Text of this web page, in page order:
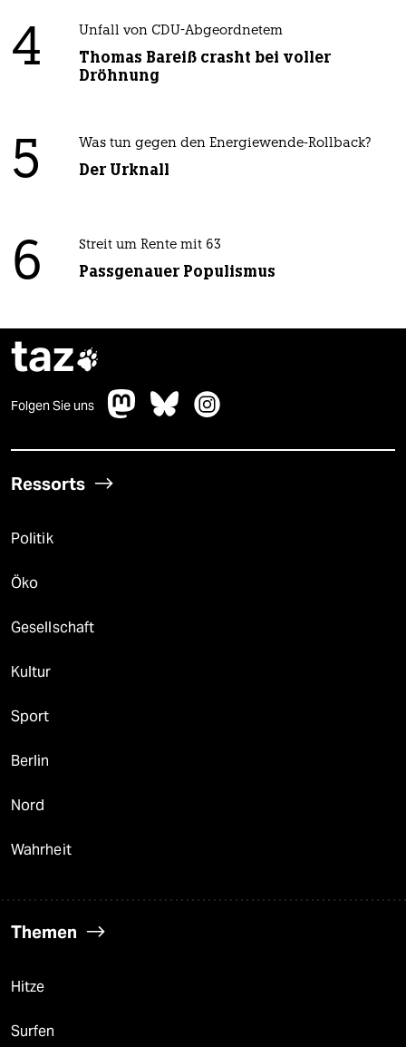
4 Unfall von CDU-Abgeordnetem
Thomas Bareiß crasht bei voller
Dröhnung
5 Was tun gegen den Energiewende-Rollback?
Der Urknall
6 Streit um Rente mit 63
Passgenauer Populismus
taz
Folgen Sie uns
Ressorts
Politik
Öko
Gesellschaft
Kultur
Sport
Berlin
Nord
Wahrheit
Themen
Hitze
Surfen